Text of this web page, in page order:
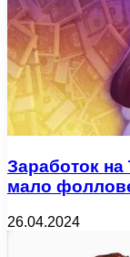
Заработок на
мало
26.04.2024